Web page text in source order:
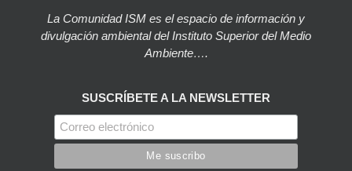
La Comunidad ISM es el espacio de información y
divulgación ambiental del Instituto Superior del Medio
Ambiente….
SUSCRÍBETE A LA NEWSLETTER